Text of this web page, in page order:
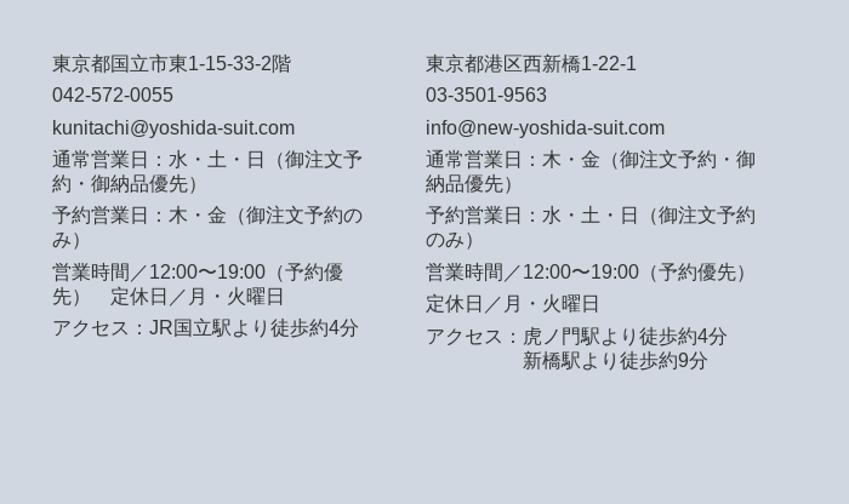
東京都国立市東1-15-33-2階
042-572-0055
kunitachi@yoshida-suit.com
通常営業日：水・土・日（御注文予
約・御納品優先）
予約営業日：木・金（御注文予約の
み）
営業時間／12:00〜19:00（予約優
先） 定休日／月・火曜日
アクセス：JR国立駅より徒歩約4分
東京都港区西新橋1-22-1
03-3501-9563
info@new-yoshida-suit.com
通常営業日：木・金（御注文予約・御
納品優先）
予約営業日：水・土・日（御注文予約
のみ）
営業時間／12:00〜19:00（予約優先）
定休日／月・火曜日
アクセス： 虎ノ門駅より徒歩約4分
新橋駅より徒歩約9分